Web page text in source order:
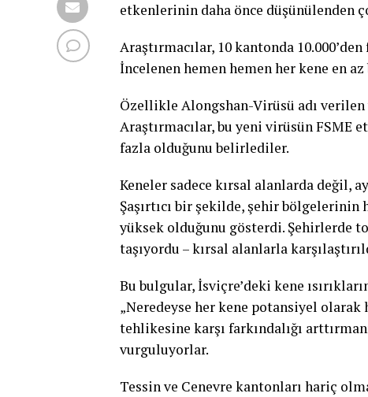
etkenlerinin daha önce düşünülenden
Araştırmacılar, 10 kantonda
İncelenen hemen hemen her kene en
Özellikle Alongshan-Virüsü adı
Araştırmacılar, bu yeni virüsün FSME
fazla olduğunu belirlediler.
Keneler sadece kırsal alanlarda değil,
Şaşırtıcı bir şekilde, şehir bölgelerinin
yüksek olduğunu gösterdi. Şehirlerde
taşıyordu – kırsal alanlarla
Bu bulgular, İsviçre’deki kene
„Neredeyse her kene potansiyel olarak
tehlikesine karşı farkındalığı
vurguluyorlar.
Tessin ve Cenevre kantonları hariç